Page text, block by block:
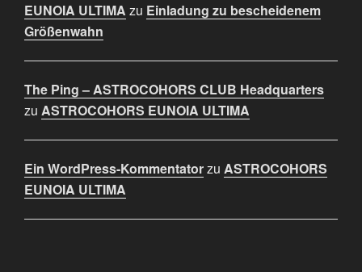
EUNOIA ULTIMA zu Einladung zu bescheidenem
Größenwahn
The Ping – ASTROCOHORS CLUB Headquarters
zu ASTROCOHORS EUNOIA ULTIMA
Ein WordPress-Kommentatorzu ASTROCOHORS
EUNOIA ULTIMA